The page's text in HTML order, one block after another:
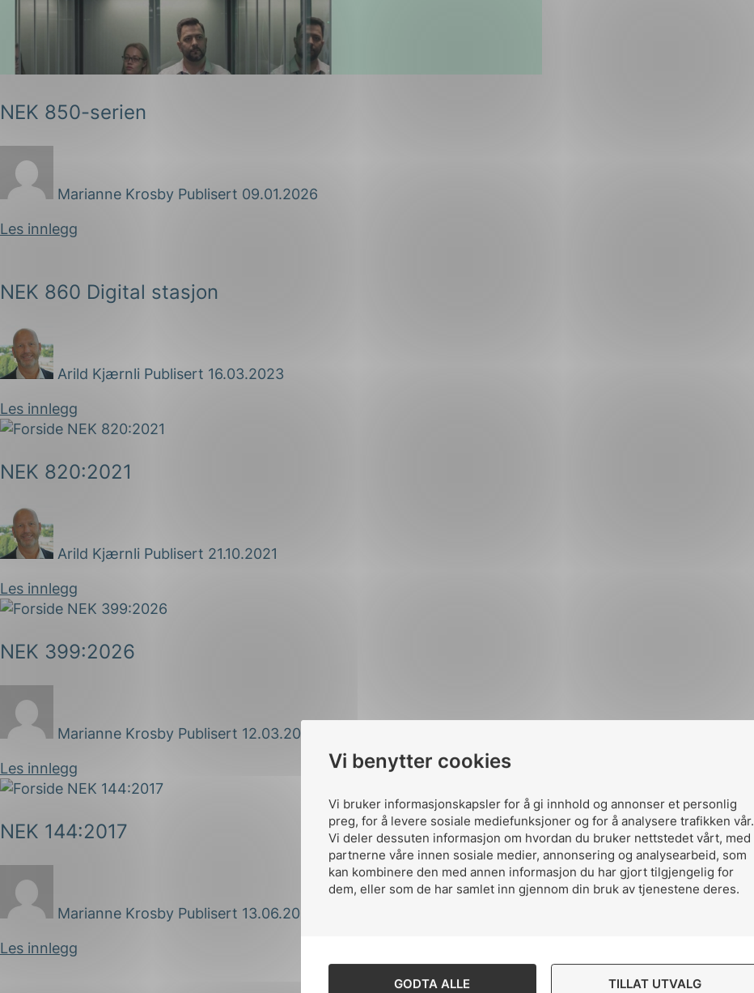
Vi benytter cookies
Vi bruker informasjonskapsler for å gi innhold og annonser et personlig
preg, for å levere sosiale mediefunksjoner og for å analysere trafikken vår.
Vi deler dessuten informasjon om hvordan du bruker nettstedet vårt, med
partnerne våre innen sosiale medier, annonsering og analysearbeid, som
kan kombinere den med annen informasjon du har gjort tilgjengelig for
dem, eller som de har samlet inn gjennom din bruk av tjenestene deres.
GODTA ALLE TILLAT UTVALG
Industri og automatisering
Samferdsel
Norsk English
NEK 850-serien
Marianne Krosby Publisert 09.01.2026
Les innlegg
NEK 860 Digital stasjon
Arild Kjærnli Publisert 16.03.2023
Les innlegg
NEK 820:2021
Arild Kjærnli Publisert 21.10.2021
Les innlegg
NEK 399:2026
Marianne Krosby Publisert 12.03.2018
Les innlegg
NEK 144:2017
Marianne Krosby Publisert 13.06.2017
Les innlegg